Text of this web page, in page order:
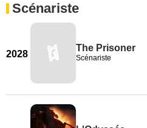
Scénariste
2028
The Prisoner
Scénariste